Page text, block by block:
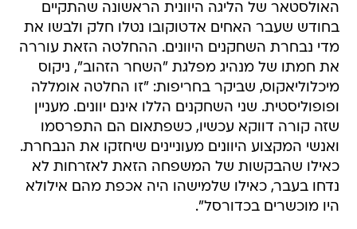
האולסטאר של הליגה היוונית הראשונה שהתקיים
בחודש שעבר האחים אדטוקובו נטלו חלק ולבשו את
מדי נבחרת השחקנים היוונים. ההחלטה הזאת עוררה
את חמתו של מנהיג מפלגת "השחר הזהוב", ניקוס
מיכלוליאקוס, שביקר בחריפות: "זו החלטה אומללה
ופופוליסטית. שני השחקנים הללו אינם יוונים. מעניין
שזה קורה דווקא עכשיו, כשפתאום הם התפרסמו
ואנשי המקצוע היוונים מעוניינים שיחזקו את הנבחרת.
כאילו שהבקשות של המשפחה הזאת לאזרחות לא
נדחו בעבר, כאילו שלמישהו היה אכפת מהם אילולא
היו מוכשרים בכדורסל".